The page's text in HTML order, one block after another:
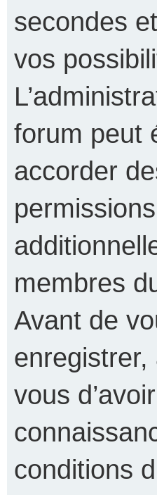
secondes
vos
forum peut
accorder
permissions
membres
Avant de
enregistrer,
vous
conditions